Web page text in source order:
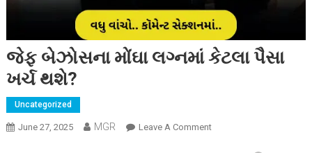
જેફ બેઝોસના મોંઘા લગ્નમાં કેટલા પૈસા
ખર્ચ થશે?
Uncategorized
June 27, 2025 MGR Leave A CommentOn